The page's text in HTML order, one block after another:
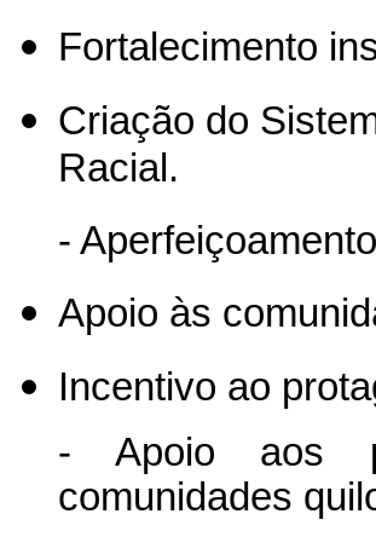
Fortalecimento
Criação do
Racial.
-
Apoio às
Incentivo ao
- Apoio aos
comunidades